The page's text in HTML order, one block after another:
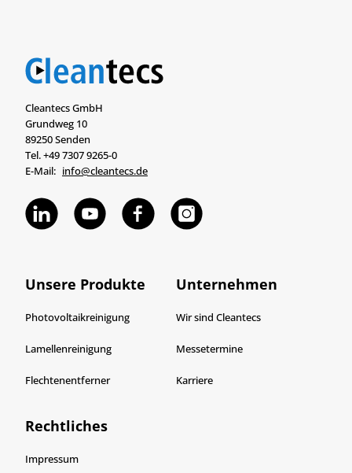
Cleantecs GmbH
Grundweg 10
89250 Senden
Tel. +49 7307 9265-0
E-Mail: info@cleantecs.de
Unsere Produkte
Photovoltaikreinigung
Lamellenreinigung
Flechtenentferner
Unternehmen
Wir sind Cleantecs
Messetermine
Karriere
Rechtliches
Impressum